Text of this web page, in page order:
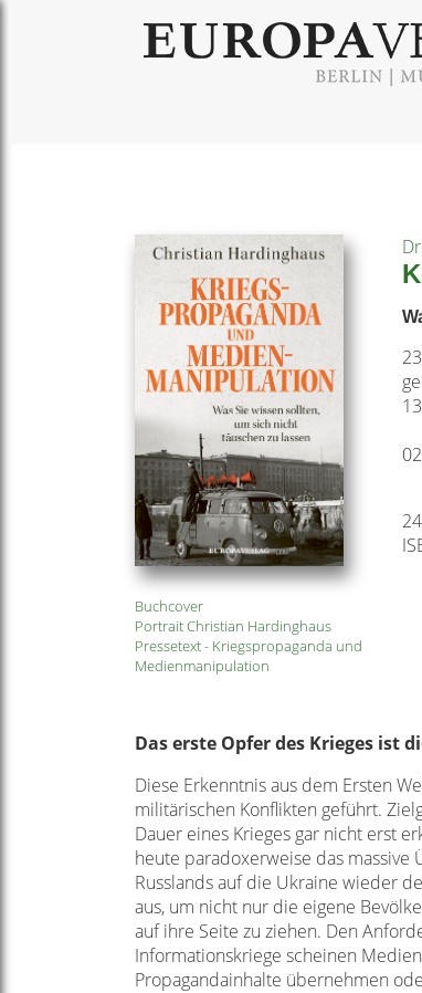
Buchcover
Portrait Christian Hardinghaus
Pressetext - Kriegspropaganda und
Medienmanipulation
Das erste Opfer des Krieges ist
Diese Erkenntnis aus dem Ersten
militärischen Konflikten geführt.
Dauer eines Krieges gar nicht erst
heute paradoxerweise das
Russlands auf die Ukraine wieder
aus, um nicht nur die eigene
auf ihre Seite zu ziehen. Den
Informationskriege scheinen
Propagandainhalte übernehmen